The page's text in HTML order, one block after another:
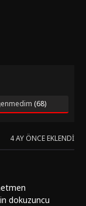
(68)
4 AY ÖNCE EKLENDI
dokuzuncu